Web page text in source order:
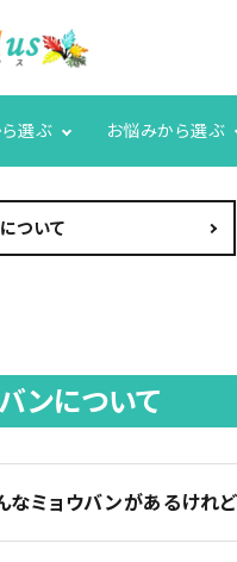
選ぶ お悩みから選ぶ
ついて
ンについて
なミョウバンがあるけれど